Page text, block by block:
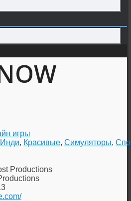
игры
Инди, Красивые, Симуляторы,
Productions